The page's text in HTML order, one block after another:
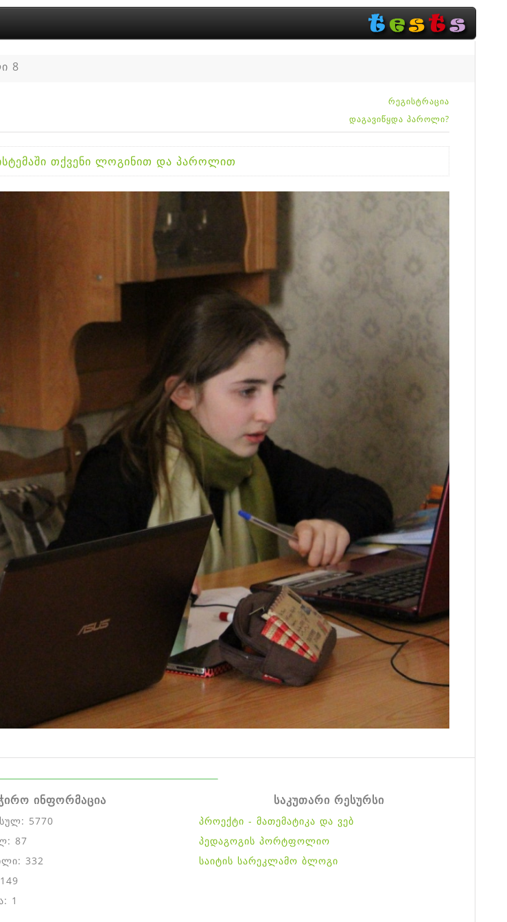
8
რეგისტრაცია
დაგავიწყდა პაროლი?
თქვენი ლოგინით და პაროლით
ინფორმაცია
5770
87
332
1
საკუთარი რესურსი
პროექტი - მათემატიკა და ვებ
პედაგოგის პორტფოლიო
საიტის სარეკლამო ბლოგი